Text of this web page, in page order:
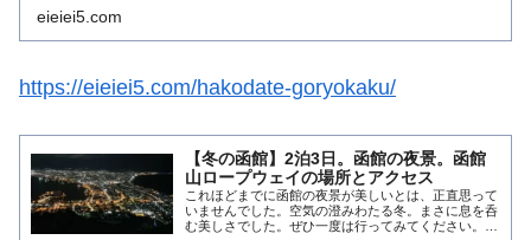
eieiei5.com
https://eieiei5.com/hakodate-goryokaku/
【冬の函館】2泊3日。函館の夜景。函館
山ロープウェイの場所とアクセス
これほどまでに函館の夜景が美しいとは、正直思って
いませんでした。空気の澄みわたる冬。まさに息を呑
む美しさでした。ぜひ一度は行ってみてください。た